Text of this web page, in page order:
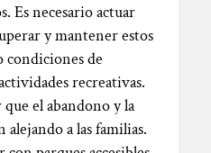
Es necesario actuar
y mantener estos
condiciones de
recreativas.
el abandono y la
a las familias.